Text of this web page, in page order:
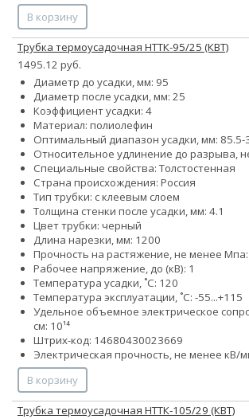
В корзину
Трубка термоусадочная НТТК-95/25 (КВТ)
1495.12 руб.
Диаметр до усадки, мм: 95
Диаметр после усадки, мм: 25
Коэффициент усадки: 4
Материал: полиолефин
Оптимальный диапазон усадки, мм: 85.5-
Относительное удлинение до разрыва,
Специальные свойства: Толстостенная
Страна происхождения: Россия
Тип трубки: с клеевым слоем
Толщина стенки после усадки, мм: 4.1
Цвет трубки: черный
Длина нарезки, мм: 1200
Прочность на растяжение, не менее
Рабочее напряжение, до (кВ): 1
Температура усадки, ˚С: 120
Температура эксплуатации, ˚С: -55...+115
Удельное объемное электрическое
см: 10¹⁴
Штрих-код: 14680430023669
Электрическая прочность, не менее кВ/
В корзину
Трубка термоусадочная НТТК-105/29 (КВТ)